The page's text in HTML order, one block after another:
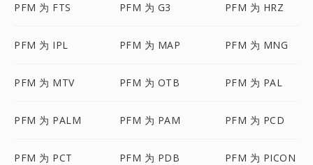
PFM 为 FTS PFM 为 G3 PFM 为 HRZ
PFM 为 IPL PFM 为 MAP PFM 为 MNG
PFM 为 MTV PFM 为 OTB PFM 为 PAL
PFM 为 PALM PFM 为 PAM PFM 为 PCD
PFM 为 PCT PFM 为 PDB PFM 为 PICON